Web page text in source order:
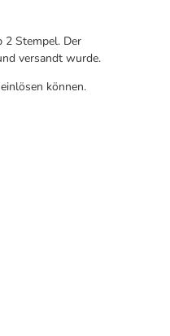
2 Stempel. Der
versandt wurde.
können.